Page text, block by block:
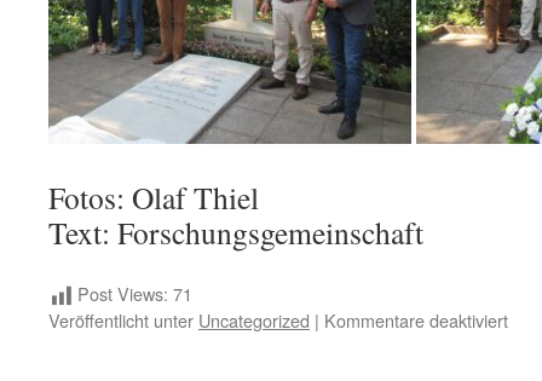
Fotos: Olaf Thiel
Text: Forschungsgemeinschaft
Post Views: 71
Veröffentlicht unter Uncategorized | Kommentare deaktiviertfür